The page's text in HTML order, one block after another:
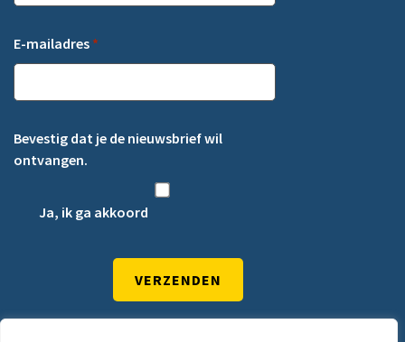
E-mailadres *
Bevestig dat je de nieuwsbrief wil
ontvangen.
Ja, ik ga akkoord